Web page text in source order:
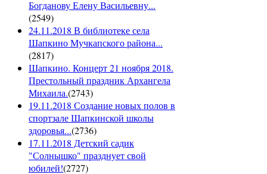
Богданову Елену Васильевну...
(2549)
24.11.2018 В библиотеке села
Шапкино Мучкапского района...
(2817)
Шапкино. Концерт 21 ноября 2018.
Престольный праздник Архангела
Михаила.(2743)
19.11.2018 Создание новых полов в
спортзале Шапкинской школы
здоровья...(2736)
17.11.2018 Детский садик
"Солнышко" празднует свой
юбилей!(2727)